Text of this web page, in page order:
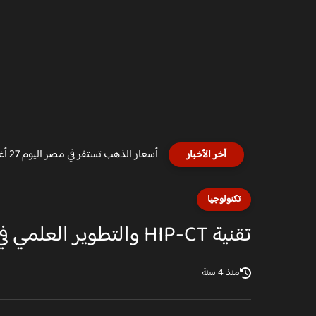
آخر الأخبار البورصة المصرية ترتفع اليوم الثلاثاء 27 أغسطس 2024: مكاسب جديدة...
تكنولوجيا
تقنية HIP-CT والتطوير العلمي في مجال الطب والذكاء الاصطناعي
منذ 4 سنة